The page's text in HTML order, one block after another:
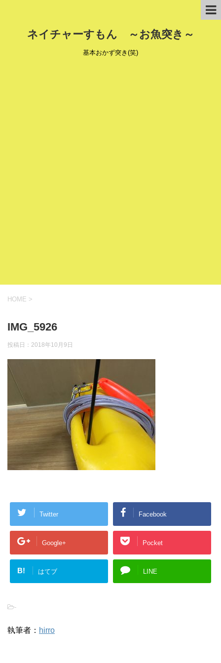
ネイチャーすもん ～お魚突き～
基本おかず突き(笑)
HOME >
IMG_5926
投稿日： 2018年10月9日
Twitter Facebook
Google+ Pocket
B! はてブ LINE
-
執筆者： hirro